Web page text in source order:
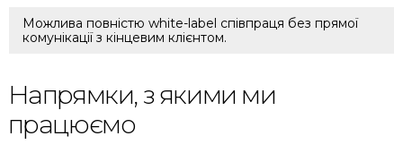
Можлива повністю white-label співпраця без прямої
комунікації з кінцевим клієнтом.
Напрямки, з якими ми
працюємо